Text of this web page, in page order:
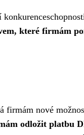
které firmám
firmám nové
odložit platbu